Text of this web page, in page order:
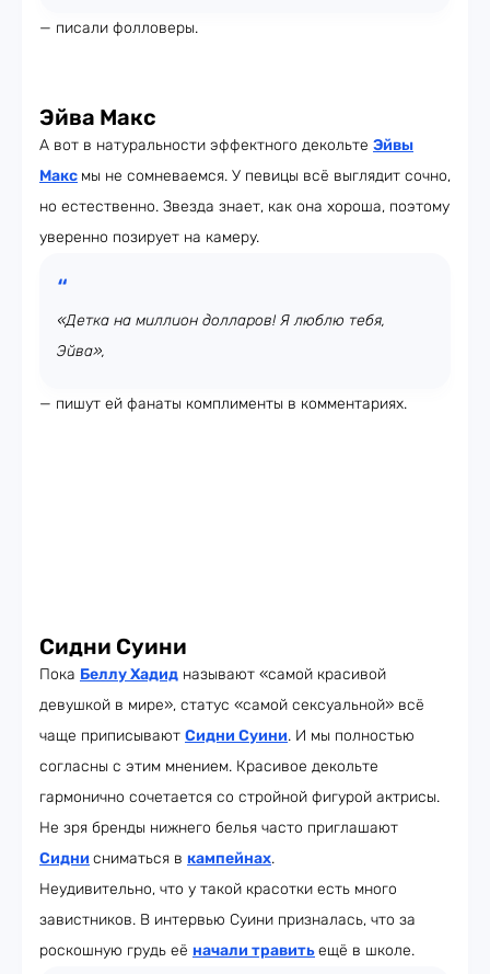
— писали фолловеры.
Эйва Макс
А вот в натуральности эффектного декольте Эйвы
Макс мы не сомневаемся. У певицы всё выглядит сочно,
но естественно. Звезда знает, как она хороша, поэтому
уверенно позирует на камеру.
«Детка на миллион долларов! Я люблю тебя,
Эйва»,
— пишут ей фанаты комплименты в комментариях.
Сидни Суини
Пока Беллу Хадид называют «самой красивой
девушкой в мире», статус «самой сексуальной» всё
чаще приписывают Сидни Суини. И мы полностью
согласны с этим мнением. Красивое декольте
гармонично сочетается со стройной фигурой актрисы.
Не зря бренды нижнего белья часто приглашают
Сидни сниматься в кампейнах.
Неудивительно, что у такой красотки есть много
завистников. В интервью Суини призналась, что за
роскошную грудь её начали травитьещё в школе.